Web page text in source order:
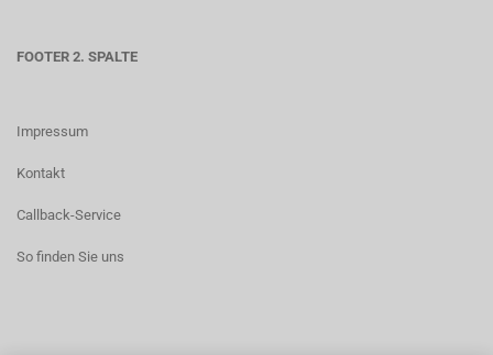
FOOTER 2. SPALTE
Impressum
Kontakt
Callback-Service
So finden Sie uns